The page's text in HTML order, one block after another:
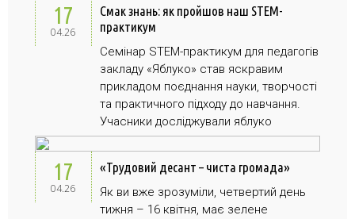
17
04.26
Смак знань: як пройшов наш STEM-
практикум
Семінар STEM-практикум для педагогів
закладу «Яблуко» став яскравим
прикладом поєднання науки, творчості
та практичного підходу до навчання.
Учасники досліджували яблуко
17
04.26
«Трудовий десант – чиста громада»
Як ви вже зрозуміли, четвертий день
тижня – 16 квітня, має зелене